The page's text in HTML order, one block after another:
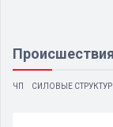
Происшествия
ЧП СИЛОВЫЕ